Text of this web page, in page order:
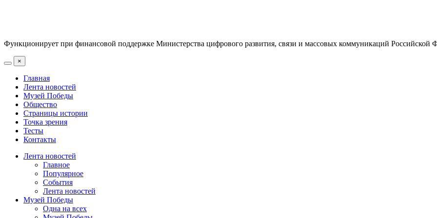
Функционирует при финансовой поддержке Министерства цифрового развития, связи и массовых коммуникаций Российской
×
Главная
Лента новостей
Музей Победы
Общество
Страницы истории
Точка зрения
Тесты
Контакты
Лента новостей
Главное
Популярное
События
Лента новостей
Музей Победы
Одна на всех